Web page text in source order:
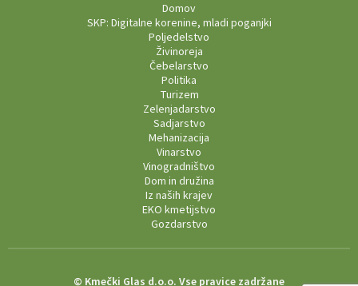
Domov
SKP: Digitalne korenine, mladi poganjki
Poljedelstvo
Živinoreja
Čebelarstvo
Politika
Turizem
Zelenjadarstvo
Sadjarstvo
Mehanizacija
Vinarstvo
Vinogradništvo
Dom in družina
Iz naših krajev
EKO kmetijstvo
Gozdarstvo
© Kmečki Glas d.o.o. Vse pravice zadržane